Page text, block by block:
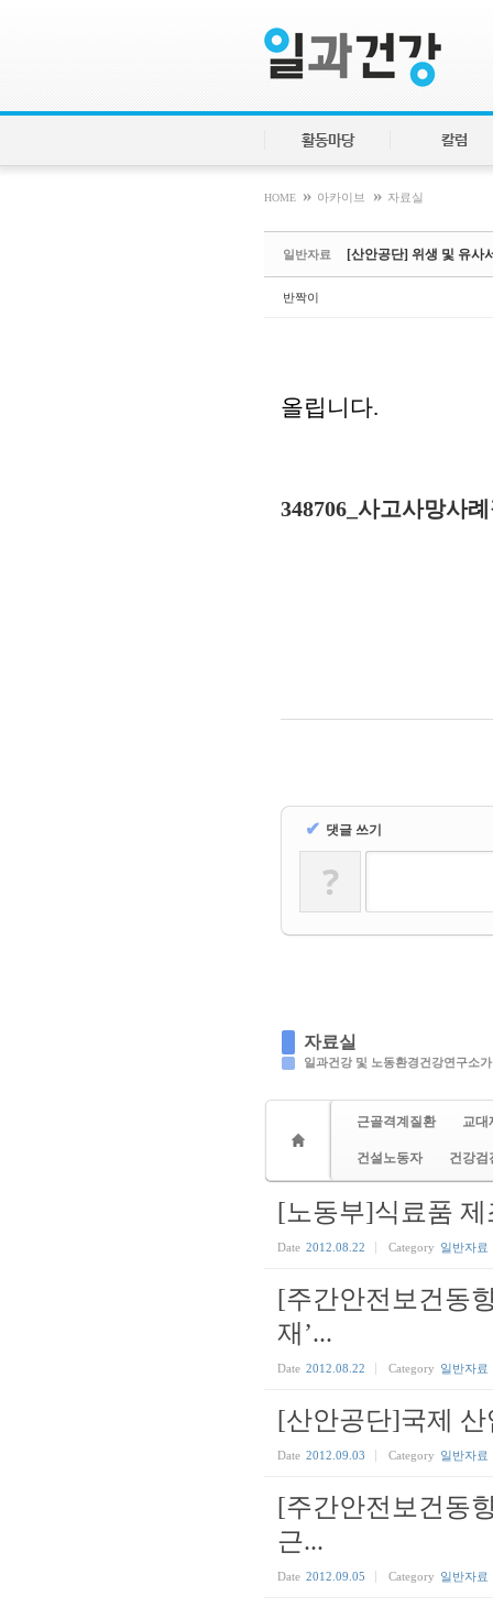
활동마당 칼럼
HOME » 아카이브 » 자료실
일반자료 [산안공단] 위생 및 유사
반짝이
올립니다.
348706_사고사망사
✔ 댓글 쓰기
?
자료실
일과건강 및 노동환경건강연구소
근골격계질환 교대
건설노동자 건강검
[노동부]식료품
Date 2012.08.22 Category 일반자료
[주간안전보건동
재’...
Date 2012.08.22 Category 일반자료
[산안공단]국제 산
Date 2012.09.03 Category 일반자료
[주간안전보건동
근...
Date 2012.09.05 Category 일반자료